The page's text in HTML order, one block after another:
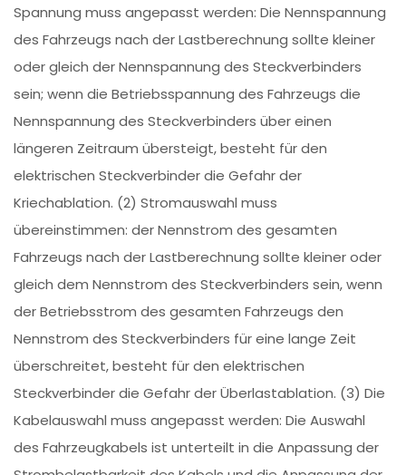
Spannung muss angepasst werden: Die Nennspannung
des Fahrzeugs nach der Lastberechnung sollte kleiner
oder gleich der Nennspannung des Steckverbinders
sein; wenn die Betriebsspannung des Fahrzeugs die
Nennspannung des Steckverbinders über einen
längeren Zeitraum übersteigt, besteht für den
elektrischen Steckverbinder die Gefahr der
Kriechablation. (2) Stromauswahl muss
übereinstimmen: der Nennstrom des gesamten
Fahrzeugs nach der Lastberechnung sollte kleiner oder
gleich dem Nennstrom des Steckverbinders sein, wenn
der Betriebsstrom des gesamten Fahrzeugs den
Nennstrom des Steckverbinders für eine lange Zeit
überschreitet, besteht für den elektrischen
Steckverbinder die Gefahr der Überlastablation. (3) Die
Kabelauswahl muss angepasst werden: Die Auswahl
des Fahrzeugkabels ist unterteilt in die Anpassung der